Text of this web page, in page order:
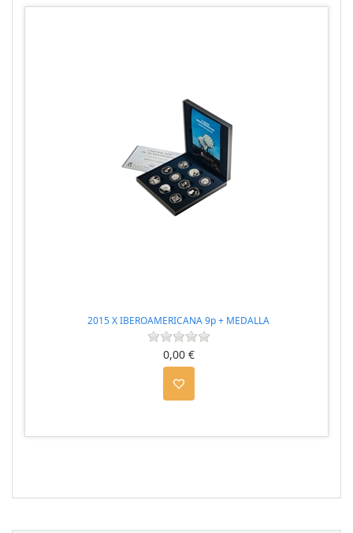
2015 X IBEROAMERICANA 9p + MEDALLA
0,00 €